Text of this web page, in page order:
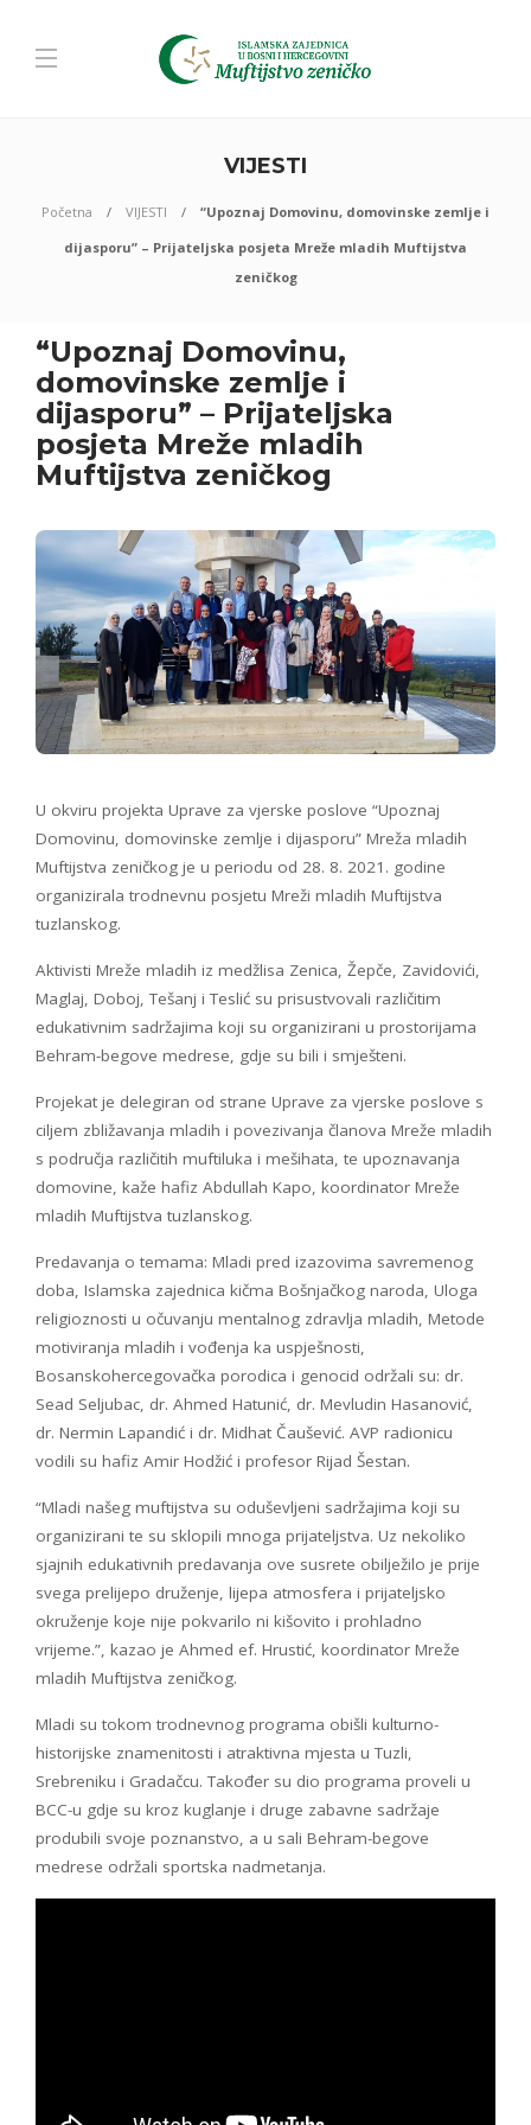
VIJESTI
Početna VIJESTI
“Upoznaj Domovinu, domovinske zemlje i
dijasporu” – Prijateljska posjeta Mreže mladih Muftijstva
zeničkog
“Upoznaj Domovinu,
domovinske zemlje i
dijasporu” – Prijateljska
posjeta Mreže mladih
Muftijstva zeničkog
U okviru projekta Uprave za vjerske poslove “Upoznaj
Domovinu, domovinske zemlje i dijasporu” Mreža mladih
Muftijstva zeničkog je u periodu od 28. 8. 2021. godine
organizirala trodnevnu posjetu Mreži mladih Muftijstva
tuzlanskog.
Aktivisti Mreže mladih iz medžlisa Zenica, Žepče, Zavidovići,
Maglaj, Doboj, Tešanj i Teslić su prisustvovali različitim
edukativnim sadržajima koji su organizirani u prostorijama
Behram-begove medrese, gdje su bili i smješteni.
Projekat je delegiran od strane Uprave za vjerske poslove s
ciljem zbližavanja mladih i povezivanja članova Mreže mladih
s područja različitih muftiluka i mešihata, te upoznavanja
domovine, kaže hafiz Abdullah Kapo, koordinator Mreže
mladih Muftijstva tuzlanskog.
Predavanja o temama: Mladi pred izazovima savremenog
doba, Islamska zajednica kičma Bošnjačkog naroda, Uloga
religioznosti u očuvanju mentalnog zdravlja mladih, Metode
motiviranja mladih i vođenja ka uspješnosti,
Bosanskohercegovačka porodica i genocid održali su: dr.
Sead Seljubac, dr. Ahmed Hatunić, dr. Mevludin Hasanović,
dr. Nermin Lapandić i dr. Midhat Čaušević. AVP radionicu
vodili su hafiz Amir Hodžić i profesor Rijad Šestan.
“Mladi našeg muftijstva su oduševljeni sadržajima koji su
organizirani te su sklopili mnoga prijateljstva. Uz nekoliko
sjajnih edukativnih predavanja ove susrete obilježilo je prije
svega prelijepo druženje, lijepa atmosfera i prijateljsko
okruženje koje nije pokvarilo ni kišovito i prohladno
vrijeme.”, kazao je Ahmed ef. Hrustić, koordinator Mreže
mladih Muftijstva zeničkog.
Mladi su tokom trodnevnog programa obišli kulturno-
historijske znamenitosti i atraktivna mjesta u Tuzli,
Srebreniku i Gradačcu. Također su dio programa proveli u
BCC-u gdje su kroz kuglanje i druge zabavne sadržaje
produbili svoje poznanstvo, a u sali Behram-begove
medrese održali sportska nadmetanja.